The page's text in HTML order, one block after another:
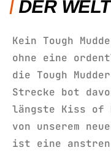
DER
Kein Tough
ohne eine
die Tough
Strecke bot
längste Kiss of
von unserem
ist eine